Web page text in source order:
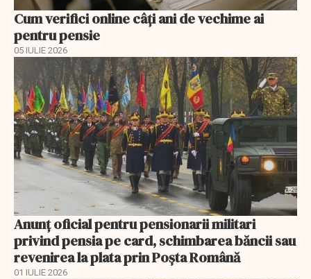
Cum verifici online câți ani de vechime ai
pentru pensie
05 IULIE 2026
Anunţ oficial pentru pensionarii militari
privind pensia pe card, schimbarea băncii sau
revenirea la plata prin Poşta Română
01 IULIE 2026